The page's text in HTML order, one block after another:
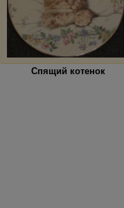
Спящий котенок